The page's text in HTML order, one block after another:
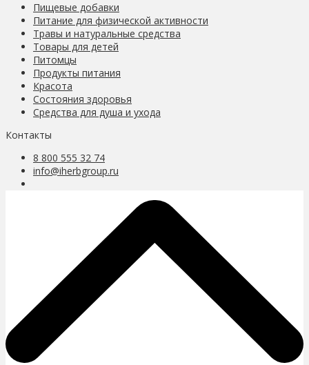
Пищевые добавки
Питание для физической активности
Травы и натуральные средства
Товары для детей
Питомцы
Продукты питания
Красота
Состояния здоровья
Средства для душа и ухода
Контакты
8 800 555 32 74
info@iherbgroup.ru